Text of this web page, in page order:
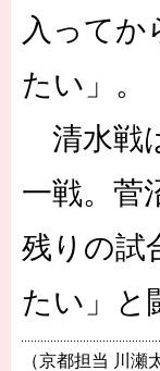
入って
たい」。
清水戦
一戦。菅
残りの試
たい」と
（京都担当 川瀬